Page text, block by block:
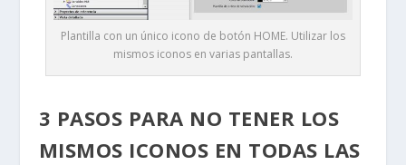
Plantilla con un único icono de botón HOME. Utilizar los
mismos iconos en varias pantallas.
3 PASOS PARA NO TENER LOS
MISMOS ICONOS EN TODAS LAS